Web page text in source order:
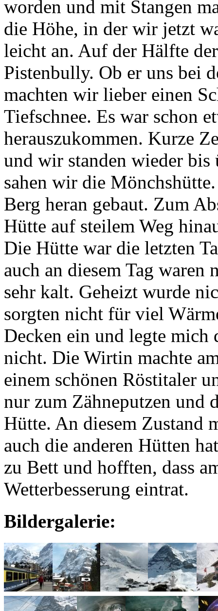
worden und mit Stangen
die Höhe, in der wir jetzt
leicht an. Auf der Hälfte
Pistenbully. Ob er uns bei
machten wir lieber einen
Tiefschnee. Es war schon
herauszukommen. Kurze
und wir standen wieder
sahen wir die
Berg heran gebaut. Zum
Hütte auf steilem Weg
Die Hütte war die letzten
auch an diesem Tag
sehr kalt. Geheizt wurde
sorgten nicht für viel
Decken ein und legte mich
nicht. Die Wirtin machte
einem schönen Röstitaler
nur zum Zähneputzen und
Hütte. An diesem Zustand
auch die anderen Hütten
zu Bett und hofften, dass
Wetterbesserung eintrat.
Bildergalerie: